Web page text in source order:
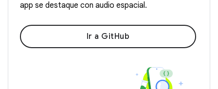
app se destaque con audio espacial.
Ir a GitHub